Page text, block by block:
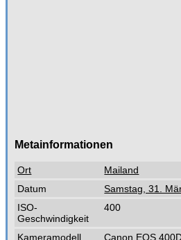
Metainformationen
Ort Mailand
Datum
Samstag, 31.
ISO-
Geschwindigkeit
400
Kameramodell Canon EOS